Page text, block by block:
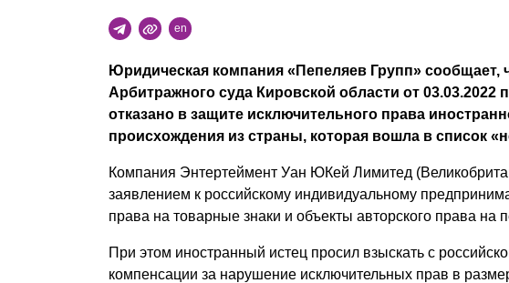
История компании
Обращение Управляющего
Партнера
Социальная
ответственность
en
Юридическая компания «Пепеляев Групп» сообщает,
Арбитражного суда Кировской области от
отказано в защите исключительного права
происхождения из страны, которая вошла в список
Компания Энтертеймент Уан ЮКей Лимитед
заявлением к российскому индивидуальному
права на товарные знаки и объекты авторского права на
При этом иностранный истец просил взыскать с
компенсации за нарушение исключительных прав в